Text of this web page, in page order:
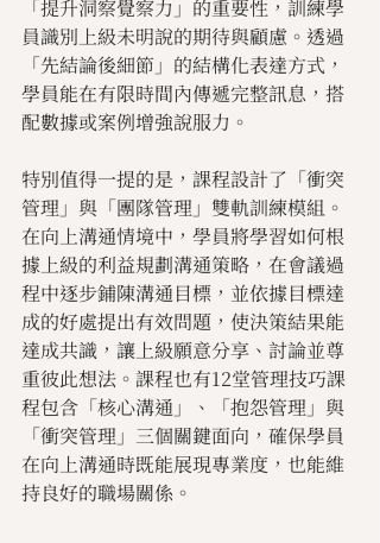
「提升洞察覺察力」的重要性，訓練學
員識別上級未明說的期待與顧慮。透過
「先結論後細節」的結構化表達方式，
學員能在有限時間內傳遞完整訊息，搭
配數據或案例增強說服力。
特別值得一提的是，課程設計了「衝突
管理」與「團隊管理」雙軌訓練模組。
在向上溝通情境中，學員將學習如何根
據上級的利益規劃溝通策略，在會議過
程中逐步鋪陳溝通目標，並依據目標達
成的好處提出有效問題，使決策結果能
達成共識，讓上級願意分享、討論並尊
重彼此想法。課程也有12堂管理技巧課
程包含「核心溝通」、「抱怨管理」與
「衝突管理」三個關鍵面向，確保學員
在向上溝通時既能展現專業度，也能維
持良好的職場關係。